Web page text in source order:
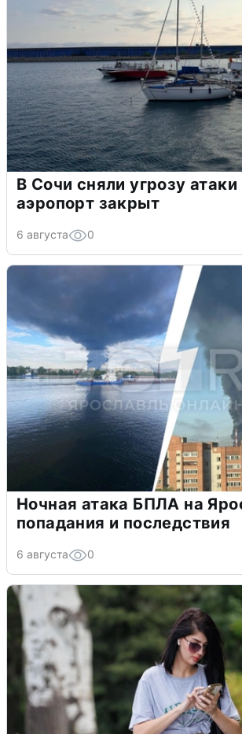
В Сочи сняли угрозу
аэропорт закрыт
6 августа 0
Ночная атака БПЛА на
попадания и последствия
6 августа 0